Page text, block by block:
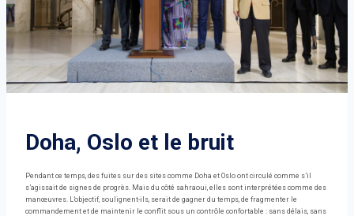
Doha, Oslo et le bruit
Pendant ce temps, des fuites sur des sites comme Doha et Oslo ont circulé comme s’il
s’agissait de signes de progrès. Mais du côté sahraoui, elles sont interprétées comme des
manœuvres. L’objectif, soulignent-ils, serait de gagner du temps, de fragmenter le
commandement et de maintenir le conflit sous un contrôle confortable : sans délais, sans